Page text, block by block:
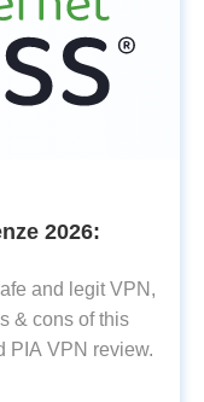
2026:
and legit VPN,
& cons of this
PIA VPN review.